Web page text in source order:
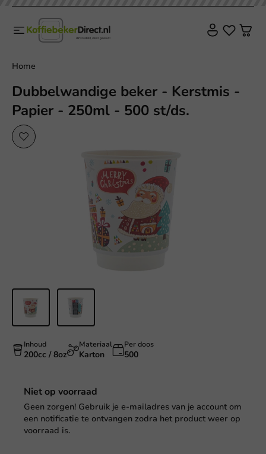
Home
Dubbelwandige beker - Kerstmis -
Papier - 250ml - 500 st/ds.
Inhoud
200cc / 8oz
Materiaal
Karton
Per doos
500
Niet op voorraad
Geen zorgen! Gebruik je e-mailadres van je account om
een notificatie te ontvangen zodra het product weer op
voorraad is.